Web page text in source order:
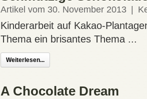
Artikel vom 30. November 2013
Kinderarbeit auf Kakao-
Thema ein brisantes Thema ...
Weiterlesen...
A Chocolate Dream